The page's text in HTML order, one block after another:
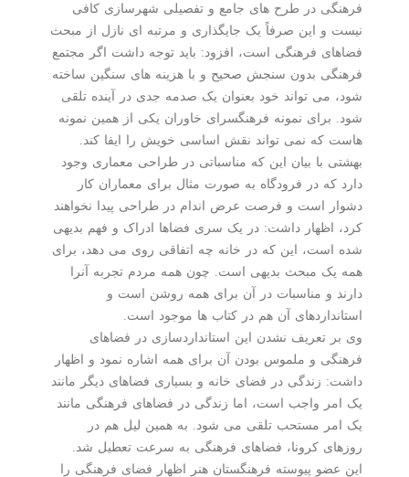
فرهنگی در طرح های جامع و تفصیلی شهرسازی کافی
نیست و این صرفاً یک جایگذاری و مرتبه ای نازل از مبحث
فضاهای فرهنگی است، افزود: باید توجه داشت اگر مجتمع
فرهنگی بدون سنجش صحیح و با هزینه های سنگین ساخته
شود، می تواند خود بعنوان یک صدمه جدی در آینده تلقی
شود. برای نمونه فرهنگسرای خاوران یکی از همین نمونه
هاست که نمی تواند نقش اساسی خویش را ایفا کند.
بهشتی با بیان این که مناسباتی در طراحی معماری وجود
دارد که در فرودگاه به صورت مثال برای معماران کار
دشوار است و فرصت عرض اندام در طراحی پیدا نخواهند
کرد، اظهار داشت: در یک سری فضاها ادراک و فهم بدیهی
شده است، این که در خانه چه اتفاقی روی می دهد، برای
همه یک مبحث بدیهی است. چون همه مردم تجربه آنرا
دارند و مناسبات در آن برای همه روشن است و
استانداردهای آن هم در کتاب ها موجود است.
وی بر تعریف نشدن این استانداردسازی در فضاهای
فرهنگی و ملموس بودن آن برای همه اشاره نمود و اظهار
داشت: زندگی در فضای خانه و بسیاری فضاهای دیگر مانند
یک امر واجب است، اما زندگی در فضاهای فرهنگی مانند
یک امر مستحب تلقی می شود. به همین لیل هم در
روزهای کرونا، فضاهای فرهنگی به سرعت تعطیل شد.
این عضو پیوسته فرهنگستان هنر اظهار فضای فرهنگی را